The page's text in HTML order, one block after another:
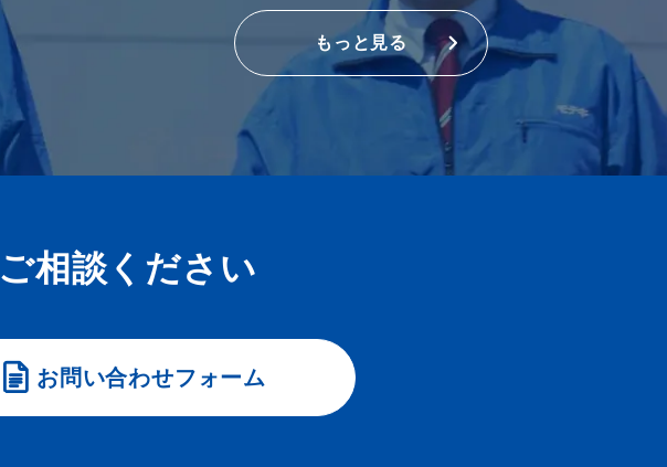
もっと見る
ご相談ください
お問い合わせフォーム